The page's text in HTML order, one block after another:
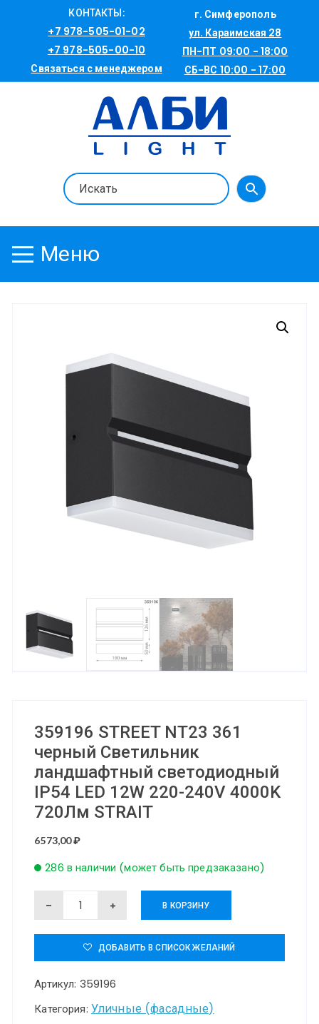
КОНТАКТЫ:
+7 978-505-01-02
+7 978-505-00-10
Связаться с менеджером
г. Симферополь
ул. Караимская 28
ПН-ПТ 09:00 - 18:00
СБ-ВС 10:00 - 17:00
Меню
359196 STREET NT23 361
черный Светильник
ландшафтный светодиодный
IP54 LED 12W 220-240V 4000K
720Лм STRAIT
6573,00₽
286 в наличии (может быть предзаказано)
Количество
359196
STREET
NT23
361
В КОРЗИНУ
ДОБАВИТЬ В СПИСОК ЖЕЛАНИЙ
Артикул: 359196
Категория: Уличные (фасадные)